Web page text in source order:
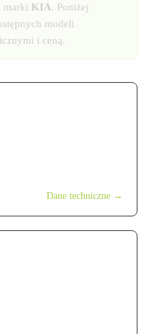
marki KIA. Poniżej
modeli
i ceną.
Dane techniczne →